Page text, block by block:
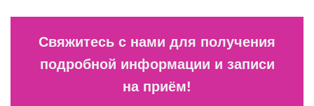
Свяжитесь с нами для получения
подробной информации и записи
на приём!